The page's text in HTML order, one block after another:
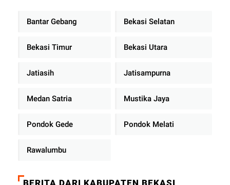
Bantar Gebang Bekasi Selatan
Bekasi Timur Bekasi Utara
Jatiasih Jatisampurna
Medan Satria Mustika Jaya
Pondok Gede Pondok Melati
Rawalumbu
BERITA DARI KABUPATEN BEKASI